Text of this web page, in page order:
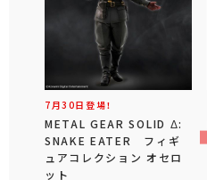
7月30日登場！
METAL GEAR SOLID Δ:
SNAKE EATER フィギ
ュアコレクション オセロ
ット